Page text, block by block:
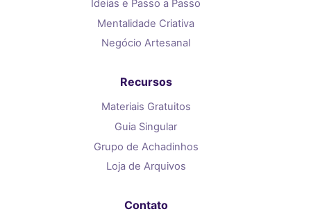
Ideias e Passo a Passo
Mentalidade Criativa
Negócio Artesanal
Recursos
Materiais Gratuitos
Guia Singular
Grupo de Achadinhos
Loja de Arquivos
Contato